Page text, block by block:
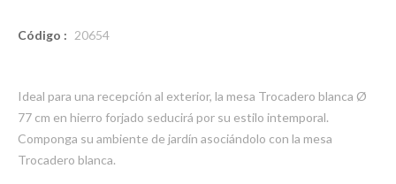
Código : 20654
Ideal para una recepción al exterior, la mesa Trocadero blanca Ø
77 cm en hierro forjado seducirá por su estilo intemporal.
Componga su ambiente de jardín asociándolo con la mesa
Trocadero blanca.